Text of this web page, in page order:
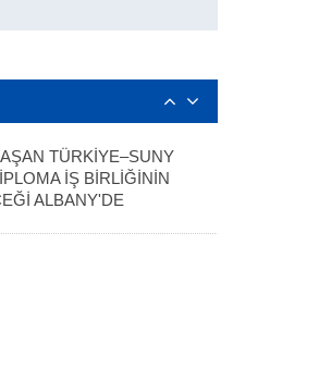
TÜRKİYE–SUNY
İŞ BİRLİĞİNİN
ALBANY'DE